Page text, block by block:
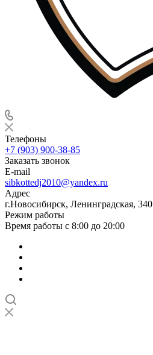
Телефоны
+7 (903) 900-38-85
Заказать звонок
E-mail
sibkottedj2010@yandex.ru
Адрес
г.Новосибирск, Ленинградская, 340
Режим работы
Время работы с 8:00 до 20:00